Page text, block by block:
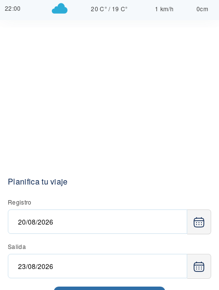
22:00 20 C° / 19 C° 1 km/h 0cm
Planifica tu viaje
Registro
Salida